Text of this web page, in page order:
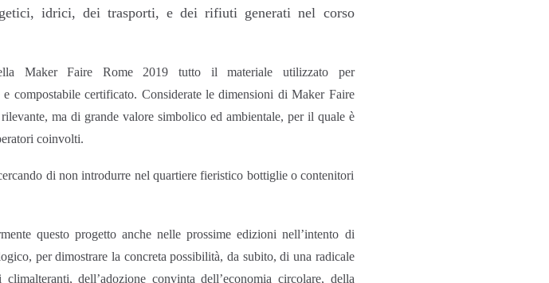
idrici, dei trasporti, e dei rifiuti generati nel corso
Maker Faire Rome 2019 tutto il materiale utilizzato per
compostabile certificato. Considerate le dimensioni di Maker Faire
ma di grande valore simbolico ed ambientale, per il quale è
coinvolti.
di non introdurre nel quartiere fieristico bottiglie o contenitori
questo progetto anche nelle prossime edizioni nell’intento di
per dimostrare la concreta possibilità, da subito, di una radicale
dell’adozione convinta dell’economia circolare, della